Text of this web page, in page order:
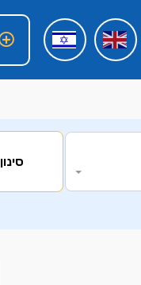
סינון